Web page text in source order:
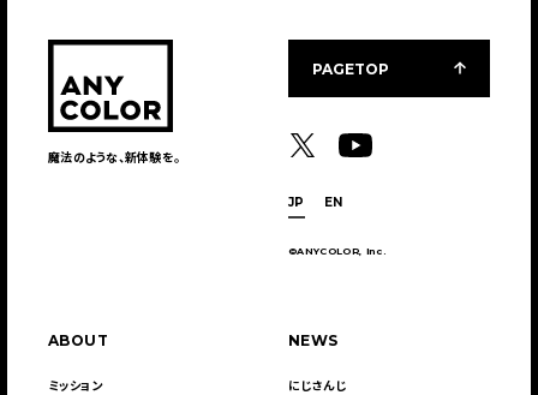
魔法のような、新体験を。
JP EN
©ANYCOLOR, Inc.
ABOUT
ミッション
NEWS
にじさんじ
PAGETOP